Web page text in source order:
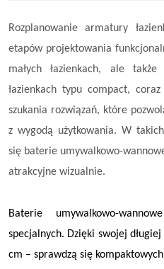
Rozplanowanie armatury
etapów projektowania
małych łazienkach, ale
łazienkach typu compact,
szukania rozwiązań, które
z wygodą użytkowania. W
się baterie umywalkowo-
atrakcyjne wizualnie.
Baterie umywalkowo-
specjalnych. Dzięki swojej
cm – sprawdzą się